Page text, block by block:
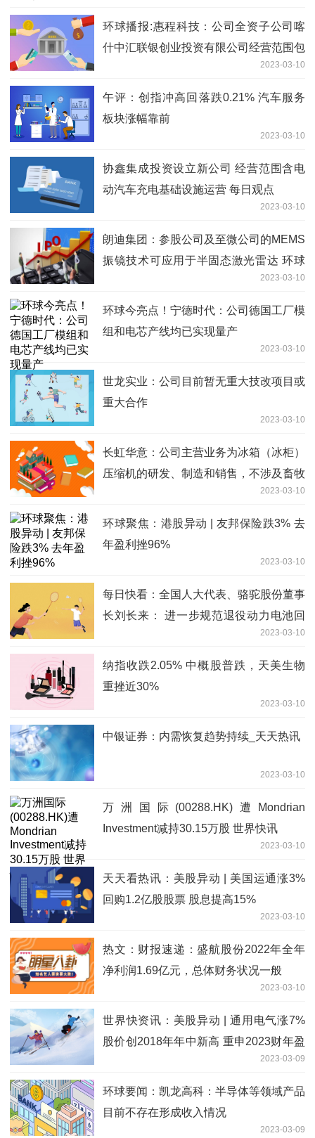
环球播报:惠程科技：公司全资子公司喀
什中汇联银创业投资有限公司经营范围包
括创业投资业务，但其股权投资业务对公
司业绩影响较小，且主要围绕公司主业进
行布局
2023-03-10
午评：创指冲高回落跌0.21% 汽车服务
板块涨幅靠前
2023-03-10
协鑫集成投资设立新公司 经营范围含电
动汽车充电基础设施运营 每日观点
2023-03-10
朗迪集团：参股公司及至微公司的MEMS
振镜技术可应用于半固态激光雷达 环球
2023-03-10
环球今亮点！宁德时代：公司德国工厂模
组和电芯产线均已实现量产
2023-03-10
世龙实业：公司目前暂无重大技改项目或
重大合作
2023-03-10
长虹华意：公司主营业务为冰箱（冰柜）
压缩机的研发、制造和销售，不涉及畜牧
2023-03-10
环球聚焦：港股异动 | 友邦保险跌3% 去
年盈利挫96%
2023-03-10
每日快看：全国人大代表、骆驼股份董事
长刘长来： 进一步规范退役动力电池回
2023-03-10
纳指收跌2.05% 中概股普跌，天美生物
重挫近30%
2023-03-10
中银证券：内需恢复趋势持续_天天热讯
2023-03-10
万洲国际(00288.HK)遭Mondrian
Investment减持30.15万股 世界快讯
2023-03-10
天天看热讯：美股异动 | 美国运通涨3%
回购1.2亿股股票 股息提高15%
2023-03-10
热文：财报速递：盛航股份2022年全年
净利润1.69亿元，总体财务状况一般
2023-03-10
世界快资讯：美股异动 | 通用电气涨7%
股价创2018年年中新高 重申2023财年盈
2023-03-09
环球要闻：凯龙高科：半导体等领域产品
目前不存在形成收入情况
2023-03-09